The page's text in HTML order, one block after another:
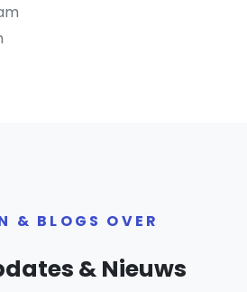
& BLOGS OVER
& Nieuws